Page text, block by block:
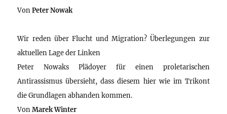
VonPeter Nowak
Wir reden über Flucht und Migration? Überlegungen zur
aktuellen Lage der Linken
Peter Nowaks Plädoyer für einen proletarischen
Antirassismus übersieht, dass diesem hier wie im Trikont
die Grundlagen abhanden kommen.
VonMarek Winter